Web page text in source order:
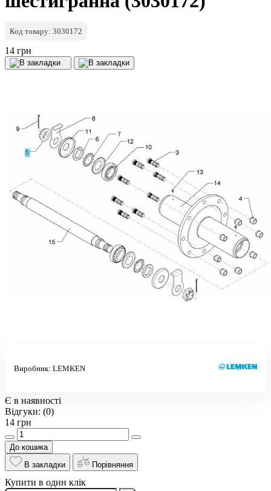
Код товару: 3030172
14 грн
Виробник: LEMKEN
Є в наявності
Відгуки: (0)
14 грн
До кошика
В закладки
Порівняння
Купити в один клік